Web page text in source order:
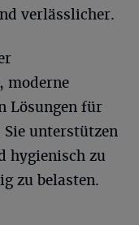
verlässlicher.
moderne
Lösungen für
unterstützen
hygienisch zu
zu belasten.